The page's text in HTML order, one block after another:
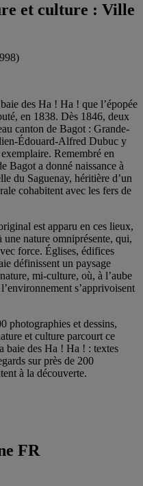
et culture : Ville
des Ha ! Ha ! que l’épopée
en 1838. Dès 1846, deux
canton de Bagot : Grande-
Édouard-Alfred Dubuc y
Remembré en
Bagot a donné naissance à
du Saguenay, héritière d’un
cohabitent avec les fers de
est apparu en ces lieux,
une nature omniprésente, qui,
force. Églises, édifices
définissent un paysage
mi-culture, où, à l’aube
s’apprivoisent
photographies et dessins,
et culture parcourt ce
baie des Ha ! Ha ! : textes
sur près de 200
à la découverte.
FR